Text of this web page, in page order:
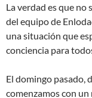
La verdad es que no
del equipo de
una situación que
conciencia para
El domingo pasado,
comenzamos con